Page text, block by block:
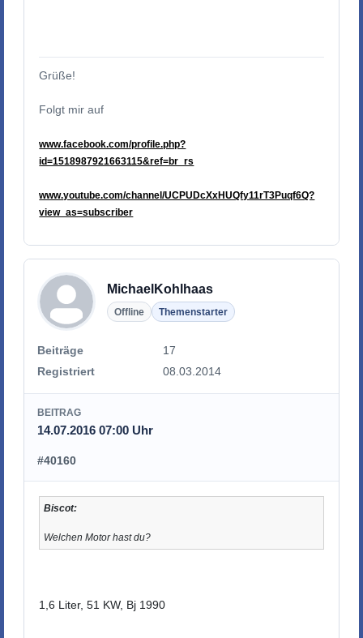
Grüße!
Folgt mir auf
www.facebook.com/profile.php?
id=1518987921663115&ref=br_rs
www.youtube.com/channel/UCPUDcXxHUQfy11rT3Puqf6Q?
view_as=subscriber
MichaelKohlhaas
Offline Themenstarter
Beiträge
17
Registriert
08.03.2014
BEITRAG
14.07.2016 07:00 Uhr
#40160
Biscot:
Welchen Motor hast du?
1,6 Liter, 51 KW, Bj 1990